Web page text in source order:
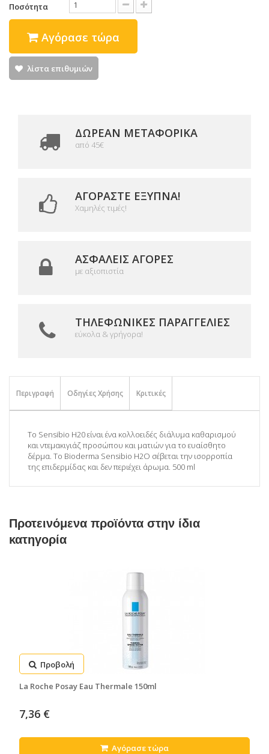
Ποσότητα
Αγόρασε τώρα
λίστα επιθυμιών
ΔΩΡΕΑΝ ΜΕΤΑΦΟΡΙΚΆ
από 45€
ΑΓΟΡΆΣΤΕ ΈΞΥΠΝΑ!
Χαμηλές τιμές!
ΑΣΦΑΛΕΊΣ ΑΓΟΡΈΣ
με αξιοπιστία
ΤΗΛΕΦΩΝΙΚΈΣ ΠΑΡΑΓΓΕΛΊΕΣ
εύκολα & γρήγορα!
Περιγραφή Οδηγίες Χρήσης Κριτικές
Το Sensibio H20 είναι ένα κολλοειδές διάλυμα καθαρισμού
και ντεμακιγιάζ προσώπου και ματιών για το ευαίσθητο
δέρμα. Το Bioderma Sensibio H2O σέβεται την ισορροπία
της επιδερμίδας και δεν περιέχει άρωμα. 500 ml
Προτεινόμενα προϊόντα στην ίδια
κατηγορία
Προβολή
La Roche Posay Eau Thermale 150ml
7,36 €
Αγόρασε τώρα